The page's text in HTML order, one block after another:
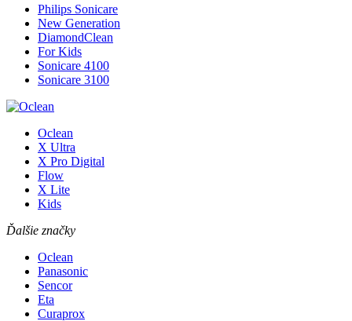
Philips Sonicare
New Generation
DiamondClean
For Kids
Sonicare 4100
Sonicare 3100
Oclean
X Ultra
X Pro Digital
Flow
X Lite
Kids
Ďalšie značky
Oclean
Panasonic
Sencor
Eta
Curaprox